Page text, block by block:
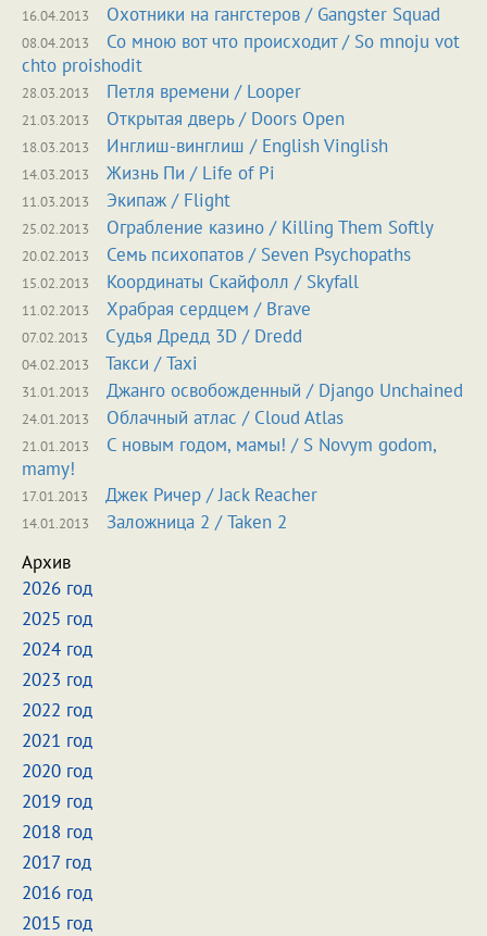
16.04.2013 Охотники на гангстеров /Gangster Squad
08.04.2013 Со мною вот что происходит/So mnoju vot
chto proishodit
28.03.2013 Петля времени /Looper
21.03.2013 Открытая дверь/Doors Open
18.03.2013 Инглиш-винглиш /English Vinglish
14.03.2013 Жизнь Пи /Life of Pi
11.03.2013 Экипаж /Flight
25.02.2013 Ограбление казино /Killing Them Softly
20.02.2013 Семь психопатов /Seven Psychopaths
15.02.2013 Координаты Скайфолл /Skyfall
11.02.2013 Храбрая сердцем /Brave
07.02.2013 Судья Дредд 3D /Dredd
04.02.2013 Такси /Taxi
31.01.2013 Джанго освобожденный /Django Unchained
24.01.2013 Облачный атлас /Cloud Atlas
21.01.2013 С новым годом, мамы! /S Novym godom,
mamy!
17.01.2013 Джек Ричер /Jack Reacher
14.01.2013 Заложница 2 /Taken 2
Архив
2026 год
2025 год
2024 год
2023 год
2022 год
2021 год
2020 год
2019 год
2018 год
2017 год
2016 год
2015 год